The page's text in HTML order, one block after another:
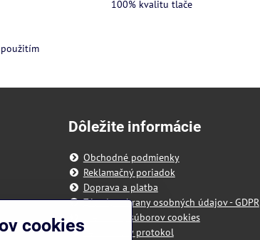
100% kvalitu tlače
Dôležite informácie
Obchodné podmienky
Reklamačný poriadok
Doprava a platba
Zásady ochrany osobných údajov - GDPR
Predvoľby súborov cookies
Reklamačný protokol
cookies